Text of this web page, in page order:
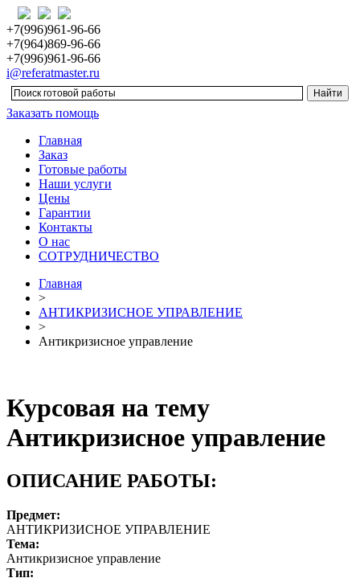
+7(996)961-96-66
+7(964)869-96-66
+7(996)961-96-66
i@referatmaster.ru
Заказать помощь
Главная
Заказ
Готовые работы
Наши услуги
Цены
Гарантии
Контакты
О нас
СОТРУДНИЧЕСТВО
Главная
>
АНТИКРИЗИСНОЕ УПРАВЛЕНИЕ
>
Антикризисное управление
Курсовая на тему
Антикризисное управление
ОПИСАНИЕ РАБОТЫ:
Предмет:
АНТИКРИЗИСНОЕ УПРАВЛЕНИЕ
Тема:
Антикризисное управление
Тип: